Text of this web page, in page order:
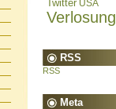
Twitter USA
Verlosung
RSS
RSS
Meta